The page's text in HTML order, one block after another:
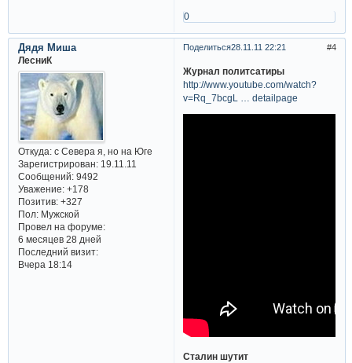
0
Поделиться 4
28.11.11 22:21
Дядя Миша
ЛесниК
Откуда:с Севера я, но на Юге
Зарегистрирован: 19.11.11
Сообщений:9492
Уважение: +178
Позитив: +327
Пол:Мужской
Провел на форуме:
6 месяцев 28 дней
Последний визит:
Вчера 18:14
Журнал политсатиры
http://www.youtube.com/watch?
v=Rq_7bcgL … detailpage
Сталин шутит